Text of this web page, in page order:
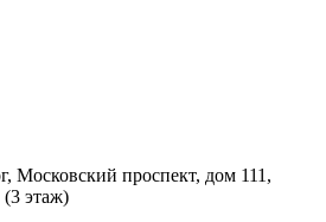
Московский проспект, дом 111,
этаж)